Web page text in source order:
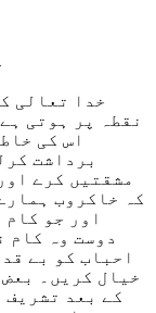
خدا تعالی
نقطہ پر ہوتی
اس کی
برداشت
مشقتیں کرے
کہ خاکروب
اور جو
دوست وہ کام
احباب کو بے
خیال کریں۔
کے بعد تشریف